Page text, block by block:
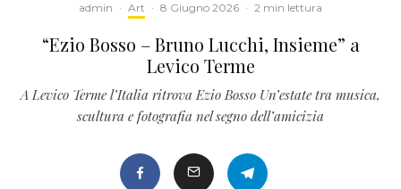
admin · Art · 8 Giugno 2026 · 2 min lettura
“Ezio Bosso – Bruno Lucchi, Insieme” a
Levico Terme
A Levico Terme l’Italia ritrova Ezio Bosso Un’estate tra musica,
scultura e fotografia nel segno dell’amicizia